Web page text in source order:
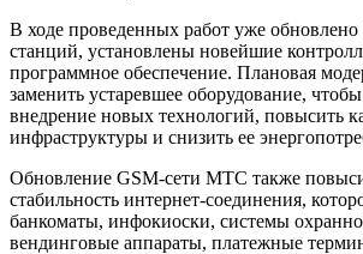
В ходе проведенных работ уже обновлено
станций, установлены новейшие
программное обеспечение. Плановая
заменить устаревшее оборудование,
внедрение новых технологий, повысить
инфраструктуры и снизить ее
Обновление GSM-сети МТС также
стабильность интернет-соединения,
банкоматы, инфокиоски, системы
вендинговые аппараты, платежные